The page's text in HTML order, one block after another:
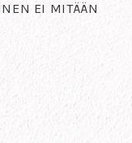
EI MITÄÄN